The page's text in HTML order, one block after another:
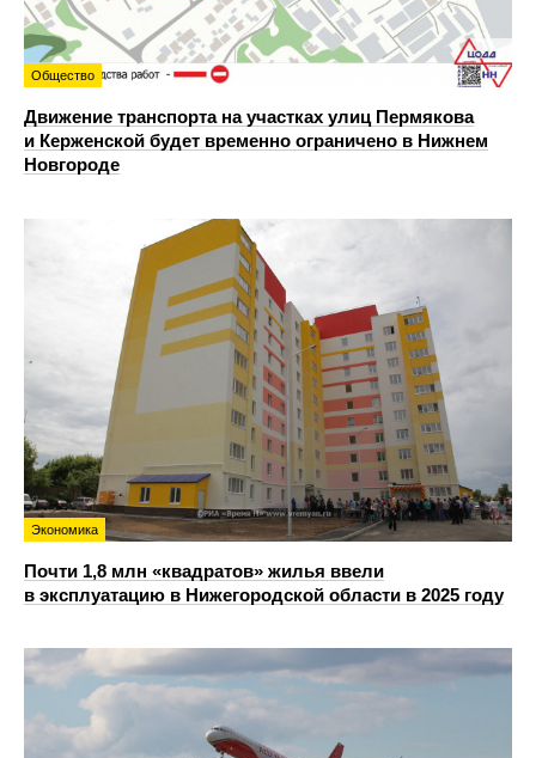
Общество
Движение транспорта на участках улиц Пермякова
и Керженской будет временно ограничено в Нижнем
Новгороде
Экономика
Почти 1,8 млн «квадратов» жилья ввели
в эксплуатацию в Нижегородской области в 2025 году